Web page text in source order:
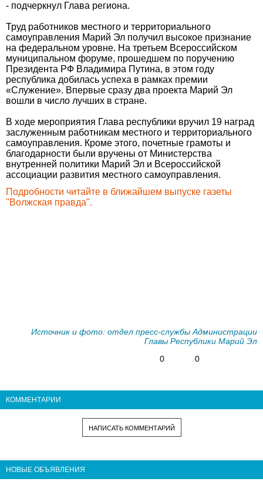
- подчеркнул Глава региона.
Труд работников местного и территориального
самоуправления Марий Эл получил высокое признание
на федеральном уровне. На третьем Всероссийском
муниципальном форуме, прошедшем по поручению
Президента РФ Владимира Путина, в этом году
республика добилась успеха в рамках премии
«Служение». Впервые сразу два проекта Марий Эл
вошли в число лучших в стране.
В ходе мероприятия Глава республики вручил 19 наград
заслуженным работникам местного и территориального
самоуправления. Кроме этого, почетные грамоты и
благодарности были вручены от Министерства
внутренней политики Марий Эл и Всероссийской
ассоциации развития местного самоуправления.
Подробности читайте в ближайшем выпуске газеты
"Волжская правда".
Источник и фото: отдел пресс-службы Администрации
Главы Республики Марий Эл
0
0
КОММЕНТАРИИ
НАПИСАТЬ КОММЕНТАРИЙ
НОВЫЕ ОБЪЯВЛЕНИЯ